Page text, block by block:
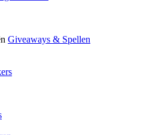
Giveaways & Spellen